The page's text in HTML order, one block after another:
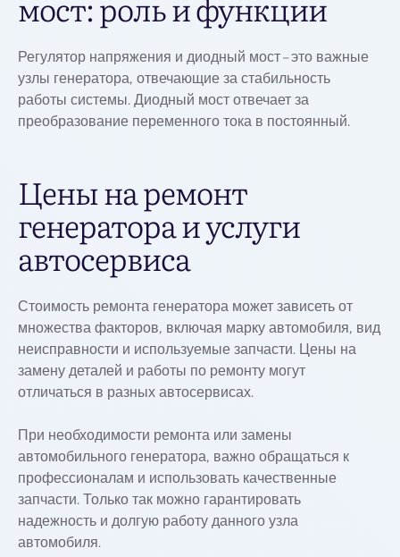
Регулятор напряжения и диодный мост – это важные
узлы генератора, отвечающие за стабильность
работы системы. Диодный мост отвечает за
преобразование переменного тока в постоянный.
Цены на ремонт
генератора и услуги
автосервиса
Стоимость ремонта генератора может зависеть от
множества факторов, включая марку автомобиля, вид
неисправности и используемые запчасти. Цены на
замену деталей и работы по ремонту могут
отличаться в разных автосервисах.
При необходимости ремонта или замены
автомобильного генератора, важно обращаться к
профессионалам и использовать качественные
запчасти. Только так можно гарантировать
надежность и долгую работу данного узла
автомобиля.